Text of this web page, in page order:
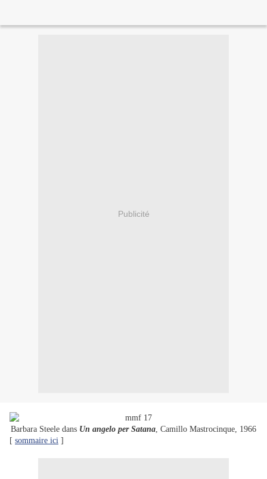
Publicité
Barbara Steele dans Un angelo per Satana, Camillo Mastrocinque, 1966
[ sommaire ici ]